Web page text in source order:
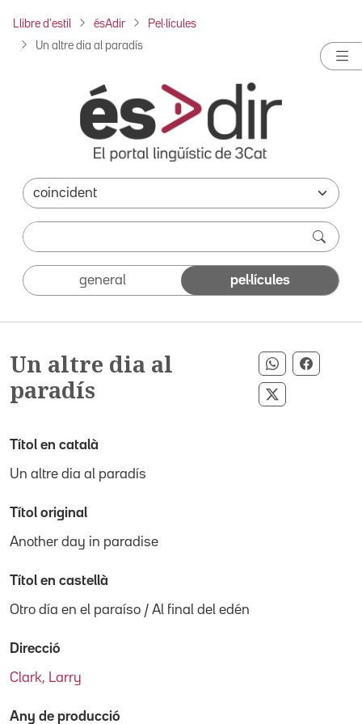
Llibre d'estil ésAdir Pel·lícules
Un altre dia al paradís
general pel·lícules
Un altre dia al
paradís
Compartir
Compartir
Títol en català
Un altre dia al paradís
Títol original
Another day in paradise
Títol en castellà
Otro día en el paraíso / Al final del edén
Direcció
Clark, Larry
Any de producció